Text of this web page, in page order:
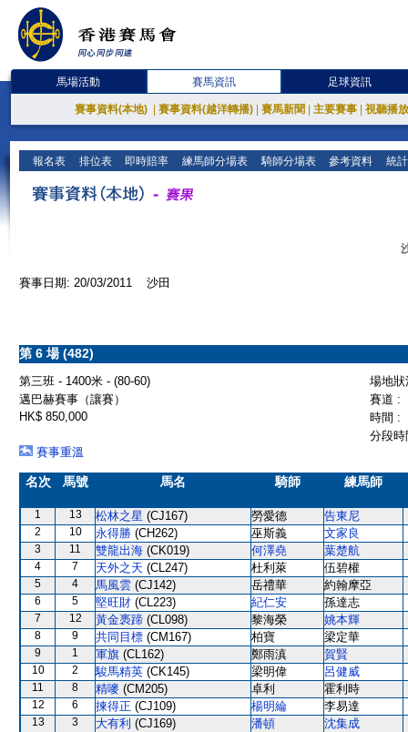
馬場活動 賽馬資訊 足球資訊
賽事資料(本地) 賽事資料(越洋轉播) 賽馬新聞 主要賽事 視聽播
報名表 排位表 即時賠率 練馬師分場表 騎師分場表 參考資料 統
賽事日期: 20/03/2011 沙田
第 6 場 (482)
第三班 - 1400米 - (80-60)
場地
邁巴赫賽事（讓賽）
賽道 :
HK$ 850,000
時間 :
分段
賽事重溫
名次 馬號 馬名 騎師 練馬師
1 13 松林之星 (CJ167) 勞愛德 告東尼
2 10 永得勝 (CH262) 巫斯義 文家良
3 11 雙龍出海 (CK019) 何澤堯 葉楚航
4 7 天外之天 (CL247) 杜利萊 伍碧權
5 4 馬風雲 (CJ142) 岳禮華 約翰摩亞
6 5 堅旺財 (CL223) 紀仁安 孫達志
7 12 黃金褭蹄 (CL098) 黎海榮 姚本輝
8 9 共同目標 (CM167) 柏寶 梁定華
9 1 軍旗 (CL162) 鄭雨滇 賀賢
10 2 駿馬精英 (CK145) 梁明偉 呂健威
11 8 精嘜 (CM205) 卓利 霍利時
12 6 揀得正 (CJ109) 楊明綸 李易達
13 3 大有利 (CJ169) 潘頓 沈集成